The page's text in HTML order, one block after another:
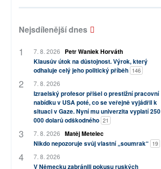
Nejsdílenější dnes
7. 8. 2026
Petr Waniek Horváth
Klausův útok na důstojnost. Výrok, který
odhaluje celý jeho politický příběh 146
7. 8. 2026
Izraelský profesor přišel o prestižní pracovní
nabídku v USA poté, co se veřejně vyjádřil k
situaci v Gaze. Nyní mu univerzita vyplatí 250
000 dolarů odškodného 21
7. 8. 2026 Matěj Metelec
Nikdo nepozoruje svůj vlastní „soumrak“ 19
7. 8. 2026
V Německu zabránili pokusu ruských